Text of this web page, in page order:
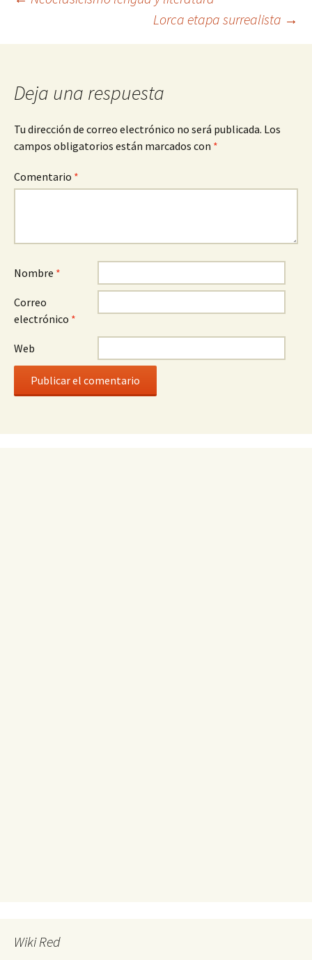
Navegación
de
entradas
Lorca etapa surrealista →
Deja una respuesta
Tu dirección de correo electrónico no será publicada. Los
campos obligatorios están marcados con *
Comentario *
Nombre *
Correo
electrónico *
Web
Wiki Red